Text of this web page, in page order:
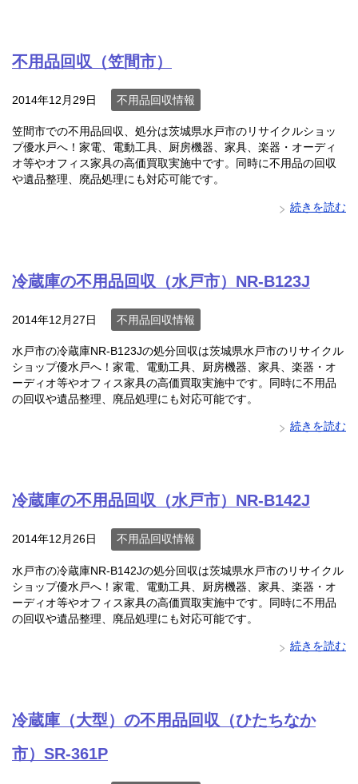
不用品回収（笠間市）
2014年12月29日 不用品回収情報
笠間市での不用品回収、処分は茨城県水戸市のリサイクルショッ
プ優水戸へ！家電、電動工具、厨房機器、家具、楽器・オーディ
オ等やオフィス家具の高価買取実施中です。同時に不用品の回収
や遺品整理、廃品処理にも対応可能です。
続きを読む
冷蔵庫の不用品回収（水戸市）NR-B123J
2014年12月27日 不用品回収情報
水戸市の冷蔵庫NR-B123Jの処分回収は茨城県水戸市のリサイクル
ショップ優水戸へ！家電、電動工具、厨房機器、家具、楽器・オ
ーディオ等やオフィス家具の高価買取実施中です。同時に不用品
の回収や遺品整理、廃品処理にも対応可能です。
続きを読む
冷蔵庫の不用品回収（水戸市）NR-B142J
2014年12月26日 不用品回収情報
水戸市の冷蔵庫NR-B142Jの処分回収は茨城県水戸市のリサイクル
ショップ優水戸へ！家電、電動工具、厨房機器、家具、楽器・オ
ーディオ等やオフィス家具の高価買取実施中です。同時に不用品
の回収や遺品整理、廃品処理にも対応可能です。
続きを読む
冷蔵庫（大型）の不用品回収（ひたちなか
市）SR-361P